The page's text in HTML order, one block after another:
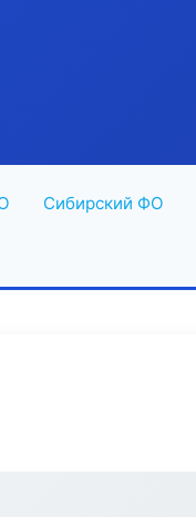
Сибирский ФО